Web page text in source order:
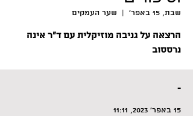
שבת, 15 באפר׳
  |
שער העמקים
הרצאה על גניבה מוזיקלית עם ד"ר אינה
נרססוב
-
15 באפר׳ 2023, 11:11